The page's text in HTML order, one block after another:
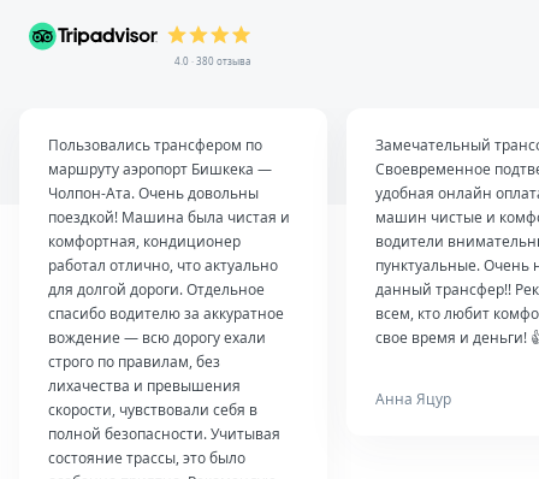
4.0 · 380 отзыва
Пользовались трансфером по
маршруту аэропорт Бишкека —
Чолпон-Ата. Очень довольны
поездкой! Машина была чистая и
комфортная, кондиционер
работал отлично, что актуально
для долгой дороги. Отдельное
спасибо водителю за аккуратное
вождение — всю дорогу ехали
строго по правилам, без
лихачества и превышения
скорости, чувствовали себя в
полной безопасности. Учитывая
состояние трассы, это было
Замечательный
Своевременное
удобная онлайн
машин чистые и
водители
пунктуальные. Очень
данный трансфер!!
всем, кто любит
свое время и деньги!
Анна Яцур